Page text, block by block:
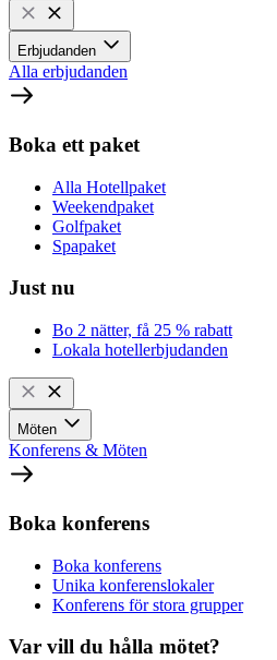
Erbjudanden
Alla erbjudanden
Boka ett paket
Alla Hotellpaket
Weekendpaket
Golfpaket
Spapaket
Just nu
Bo 2 nätter, få 25 % rabatt
Lokala hotellerbjudanden
Möten
Konferens & Möten
Boka konferens
Boka konferens
Unika konferenslokaler
Konferens för stora grupper
Var vill du hålla mötet?